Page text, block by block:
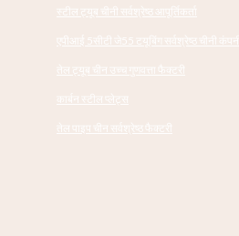
स्टील ट्यूब चीनी सर्वश्रेष्ठ आपूर्तिकर्ता
एपीआई 5सीटी जे55 टयूबिंग सर्वश्रेष्ठ चीनी कंपनी
तेल ट्यूब चीन उच्च गुणवत्ता फैक्टरी
कार्बन स्टील प्लेट्स
तेल पाइप चीन सर्वश्रेष्ठ फैक्टरी